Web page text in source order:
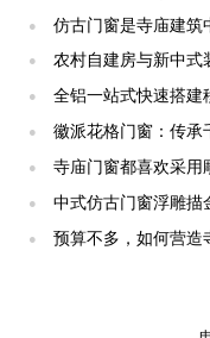
光】
●
仿古门窗是寺庙建筑
终生【冠墅阳光】
●
农村自建房与新中式
阳光】
● 全铝一站式快速搭建
●
徽派花格门窗：传承
光】
●
寺庙门窗都喜欢采用
吗？【冠墅阳光】
●
中式仿古门窗浮雕描
现代精髓【冠墅阳光
●
预算不多，如何营造